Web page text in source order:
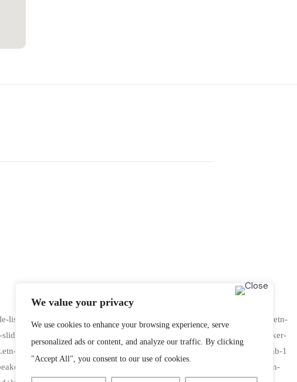
We value your privacy
We use cookies to enhance your browsing experience, serve
personalized ads or content, and analyze our traffic. By clicking
"Accept All", you consent to our use of cookies.
1 .schedule-header, .speaker-style4 .etn-speaker-content .etn-title a, .etn-
.swiper-button-next, .etn-event-slider .swiper-button-prev, .etn-speaker-
event-header .etn-event-countdown-wrap .etn-count-item, .schedule-tab-1
content .etn-speakers-social a, .event-tab-wrapper ul li a.etn-tab-a.etn-